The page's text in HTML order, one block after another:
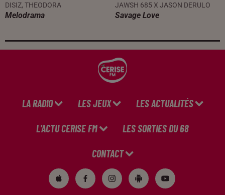
DISIZ, THEODORA
Melodrama
JAWSH 685 X JASON DERULO
Savage Love
LA RADIO LES JEUX LES ACTUALITÉS
L'ACTU CERISE FM LES SORTIES DU 68
CONTACT